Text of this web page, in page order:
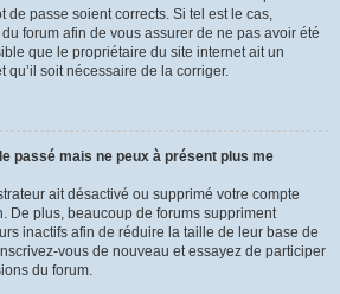
de passe soient corrects. Si tel est le cas,
forum afin de vous assurer de ne pas avoir été
que le propriétaire du site internet ait un
qu’il soit nécessaire de la corriger.
passé mais ne peux à présent plus me
ait désactivé ou supprimé votre compte
De plus, beaucoup de forums suppriment
inactifs afin de réduire la taille de leur base de
vous de nouveau et essayez de participer
du forum.